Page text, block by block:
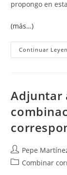
propongo en
(más…)
Continuar
Adjuntar
Autor
de
Pepe
Categoría
Combinar